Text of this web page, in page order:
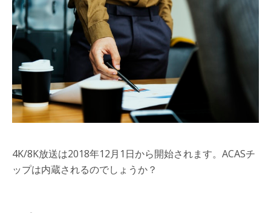
4K/8K放送は2018年12月1日から開始されます。ACASチ
ップは内蔵されるのでしょうか？